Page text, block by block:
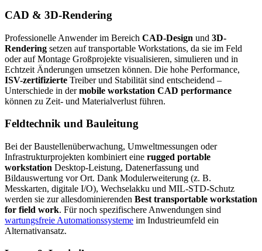
CAD & 3D-Rendering
Professionelle Anwender im Bereich CAD-Design und 3D-
Rendering setzen auf transportable Workstations, da sie im Feld
oder auf Montage Großprojekte visualisieren, simulieren und in
Echtzeit Änderungen umsetzen können. Die hohe Performance,
ISV-zertifizierte Treiber und Stabilität sind entscheidend –
Unterschiede in dermobile workstation CAD performance
können zu Zeit- und Materialverlust führen.
Feldtechnik und Bauleitung
Bei der Baustellenüberwachung, Umweltmessungen oder
Infrastrukturprojekten kombiniert eine rugged portable
workstation Desktop-Leistung, Datenerfassung und
Bildauswertung vor Ort. Dank Modulerweiterung (z. B.
Messkarten, digitale I/O), Wechselakku und MIL-STD-Schutz
werden sie zur allesdominierenden Best transportable workstation
for field work. Für noch spezifischere Anwendungen sind
wartungsfreie Automationssysteme im Industrieumfeld ein
Alternativansatz.